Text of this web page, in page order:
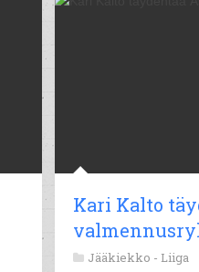
Kari Kalto
Jääkiekko - Liiga